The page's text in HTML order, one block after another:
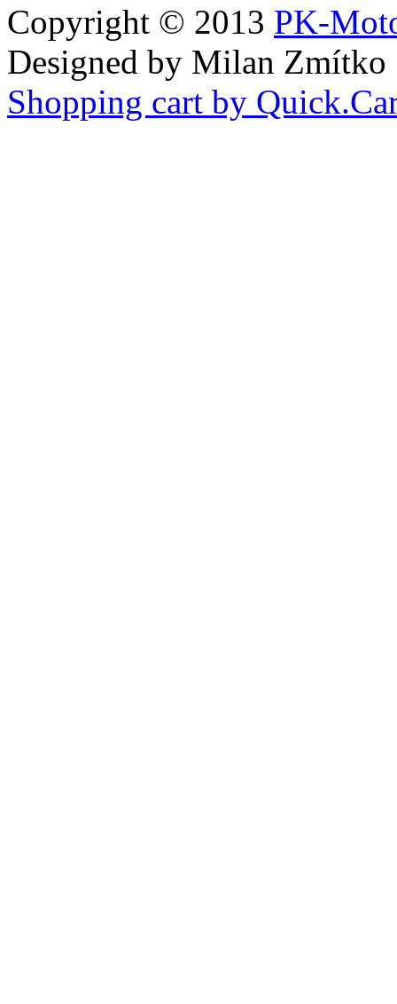
Copyright © 2013 PK-
Designed by Milan Zmítko
Shopping cart by